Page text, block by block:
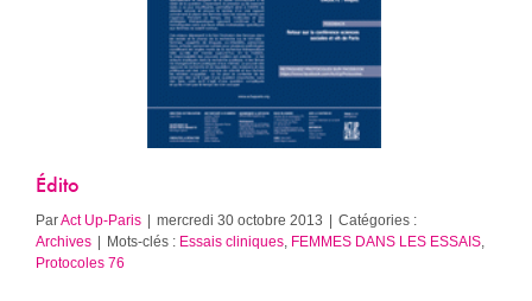
Édito
ParAct Up-Paris mercredi 30 octobre 2013
Catégories :
Archives
Mots-clés : Essais cliniques, FEMMES DANS LES ESSAIS,
Protocoles 76